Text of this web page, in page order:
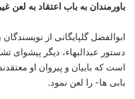
باورمندان به باب اعتقاد به لعن
ابوالفضل گلپایگانی از
دستور عبدالبهاء، دیگر پیشوای
است که بابیان و پیروان او
بابی ها- را لعن نمود.